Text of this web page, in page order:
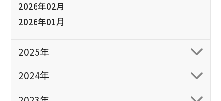
2026年02月
2026年01月
2025年
2024年